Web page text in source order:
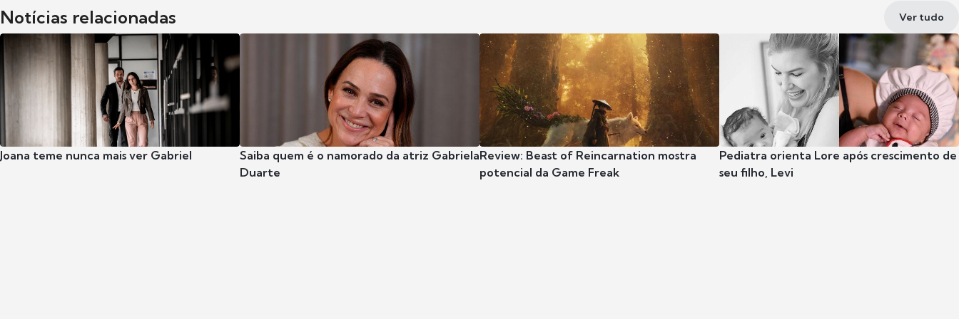
Notícias relacionadas Ver tudo
Joana teme nunca mais ver Gabriel
Saiba quem é o namorado da atriz Gabriela
Duarte
Review: Beast of Reincarnation mostra
potencial da Game Freak
Pediatra orienta Lore após crescimento de
seu filho, Levi